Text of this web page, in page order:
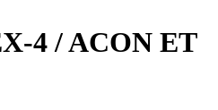
4 / ACON ET